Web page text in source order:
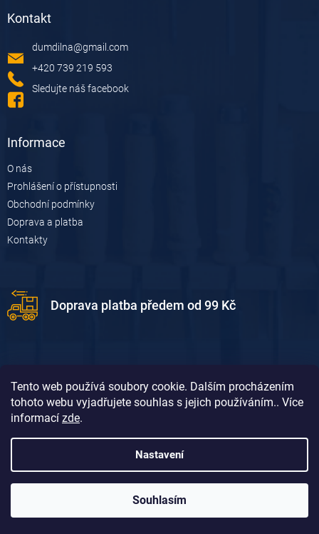
Tento web používá soubory cookie. Dalším procházením
tohoto webu vyjadřujete souhlas s jejich používáním.. Více
informací zde.
Nastavení
Souhlasím
Kontakt
dumdilna@gmail.com
+420 739 219 593
Sledujte náš facebook
Informace
O nás
Prohlášení o přístupnosti
Obchodní podmínky
Doprava a platba
Kontakty
Doprava platba předem od 99 Kč
Doprava platba dobírkou od 119 Kč